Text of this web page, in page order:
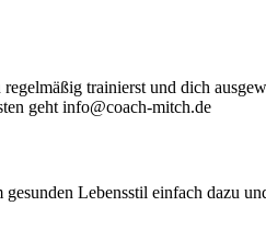
trainierst und dich
geht info@coach-mitch.de
Lebensstil einfach dazu